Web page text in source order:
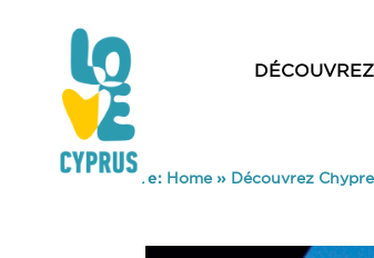
You are here: Home» Découvrez Chypre